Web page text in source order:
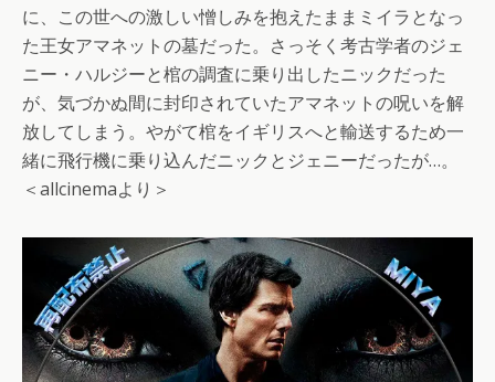
に、この世への激しい憎しみを抱えたままミイラとなっ
た王女アマネットの墓だった。さっそく考古学者のジェ
ニー・ハルジーと棺の調査に乗り出したニックだった
が、気づかぬ間に封印されていたアマネットの呪いを解
放してしまう。やがて棺をイギリスへと輸送するため一
緒に飛行機に乗り込んだニックとジェニーだったが…。
＜allcinemaより＞